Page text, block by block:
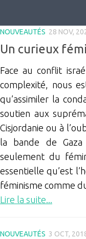
NOUVEAUTÉS 28 NOV,
Un curieux
Face au conflit
complexité, nous
qu’assimiler la
soutien aux
Cisjordanie ou à
la bande de
seulement du
essentielle qu’est
féminisme comme
Lire la suite...
NOUVEAUTÉS 3 OCT,